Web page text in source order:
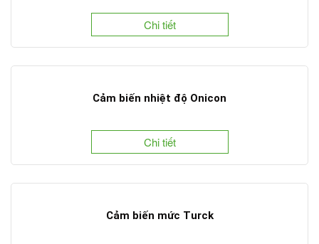
Chi tiết
Cảm biến nhiệt độ Onicon
Chi tiết
Cảm biến mức Turck